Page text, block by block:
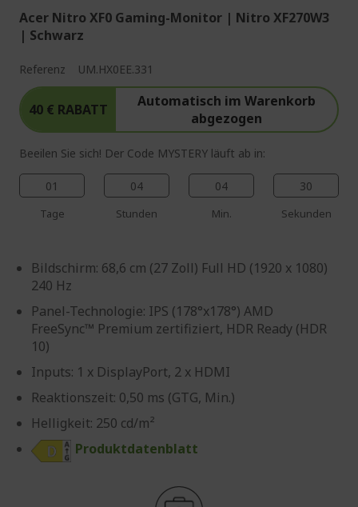
Acer Nitro XF0 Gaming-Monitor | Nitro XF270W3
| Schwarz
Referenz UM.HX0EE.331
40 € RABATT
Automatisch im Warenkorb
abgezogen
Beeilen Sie sich! Der Code MYSTERY läuft ab in:
01
Tage
04
Stunden
04
Min.
29
Sekunden
Bildschirm: 68,6 cm (27 Zoll) Full HD (1920 x 1080)
240 Hz
Panel-Technologie: IPS (178°x178°) AMD
FreeSync™ Premium zertifiziert, HDR Ready (HDR
10)
Inputs: 1 x DisplayPort, 2 x HDMI
Reaktionszeit: 0,50 ms (GTG, Min.)
Helligkeit: 250 cd/m²
Produktdatenblatt